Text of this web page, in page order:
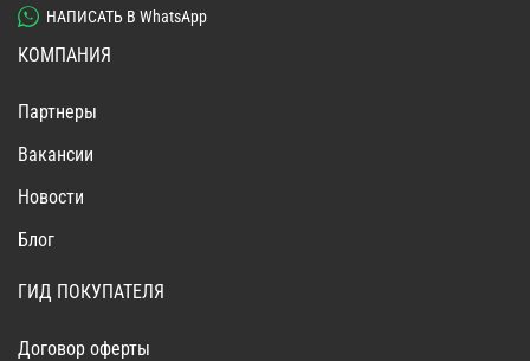
НАПИСАТЬ В WhatsApp
КОМПАНИЯ
Партнеры
Вакансии
Новости
Блог
ГИД ПОКУПАТЕЛЯ
Договор оферты